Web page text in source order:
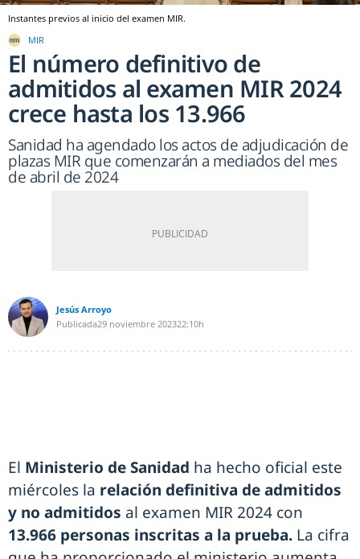
Instantes previos al inicio del examen MIR.
MIR
El número definitivo de
admitidos al examen MIR 2024
crece hasta los 13.966
Sanidad ha agendado los actos de adjudicación de
plazas MIR que comenzarán a mediados del mes
de abril de 2024
Jesús Arroyo
Publicada29 noviembre 202322:10h
El Ministerio de Sanidad ha hecho oficial este
miércoles la relación definitiva de admitidos
y no admitidos al examen MIR 2024 con
13.966 personas inscritas a la prueba. La cifra